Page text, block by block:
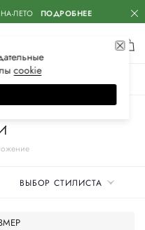
ЛЕТО ПОДРОБНЕЕ
ВЫБОР СТИЛИСТА
сооkiе